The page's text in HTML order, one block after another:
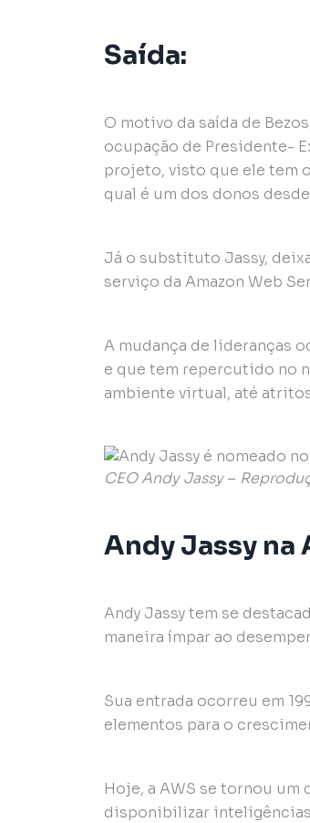
Saída:
O motivo da saída de
ocupação de Presidente-
projeto, visto que ele tem
qual é um dos donos desde
Já o substituto Jassy,
serviço da Amazon Web
A mudança de lideranças
e que tem repercutido no
ambiente virtual, até
CEO Andy Jassy–
Andy Jassy na
Andy Jassy tem se
maneira ímpar ao
Sua entrada ocorreu em
elementos para o
Hoje, a AWS se tornou
disponibilizar